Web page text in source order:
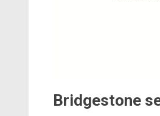
Bridgestone